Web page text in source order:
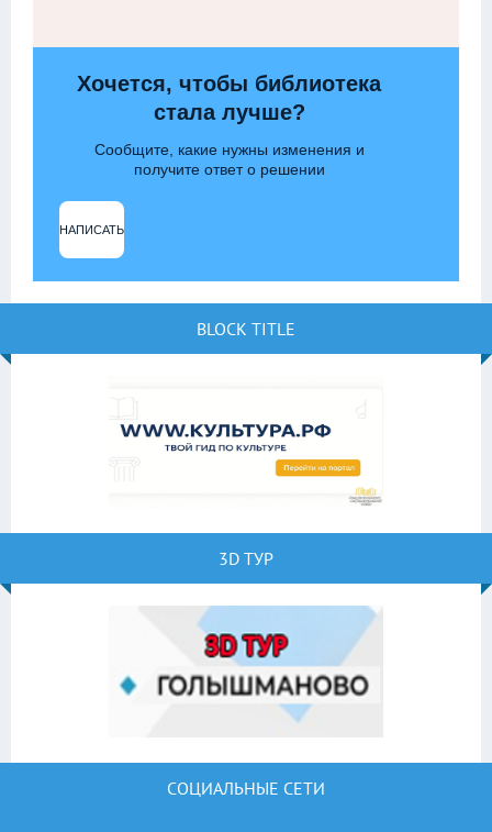
Хочется, чтобы библиотека
стала лучше?
Сообщите, какие нужны изменения и
получите ответ о решении
НАПИСАТЬ
BLOCK TITLE
3D ТУР
СОЦИАЛЬНЫЕ СЕТИ